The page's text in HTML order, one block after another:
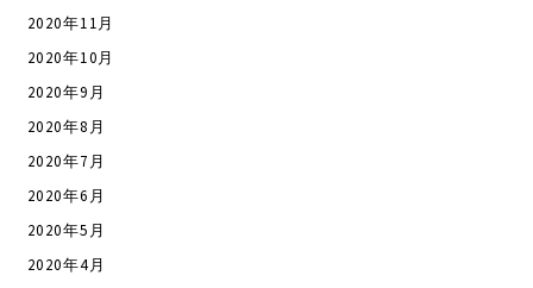
2020年11月
2020年10月
2020年9月
2020年8月
2020年7月
2020年6月
2020年5月
2020年4月